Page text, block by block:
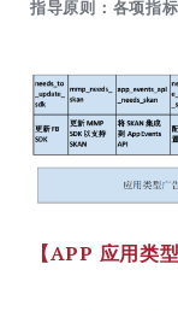
指导原则：各项指
【APP 应用类